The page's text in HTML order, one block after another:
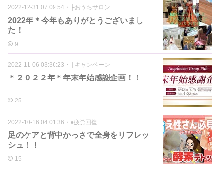
2022-12-31 07:09:54 ・ ├おうちサロン
2022年＊今年もありがとうございまし
た！
9
2022-11-06 03:36:23 ・ ├キャンペーン
＊２０２２年＊年末年始感謝企画！！
25
2022-10-16 04:01:36 ・ ●疲労回復
足のケアと背中かっさで全身をリフレッ
シュ！！
15